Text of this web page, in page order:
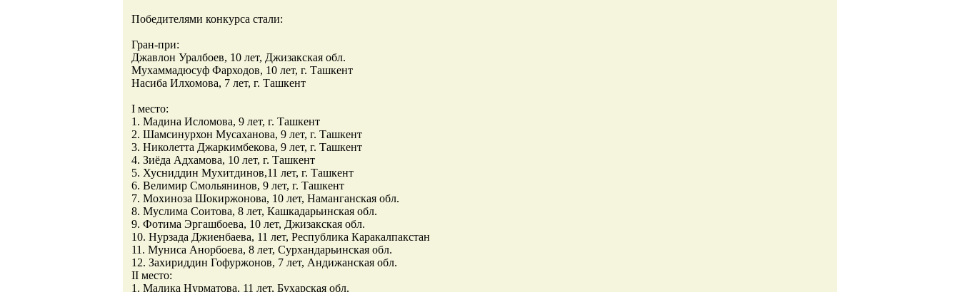
Победителями конкурса стали:
Гран-при:
Джавлон Уралбоев, 10 лет, Джизакская обл.
Мухаммадюсуф Фарходов, 10 лет, г. Ташкент
Насиба Илхомова, 7 лет, г. Ташкент
I место:
1. Мадина Исломова, 9 лет, г. Ташкент
2. Шамсинурхон Мусаханова, 9 лет, г. Ташкент
3. Николетта Джаркимбекова, 9 лет, г. Ташкент
4. Зиёда Адхамова, 10 лет, г. Ташкент
5. Хусниддин Мухитдинов,11 лет, г. Ташкент
6. Велимир Смольянинов, 9 лет, г. Ташкент
7. Мохиноза Шокиржонова, 10 лет, Наманганская обл.
8. Муслима Соитова, 8 лет, Кашкадарьинская обл.
9. Фотима Эргашбоева, 10 лет, Джизакская обл.
10. Нурзада Джиенбаева, 11 лет, Республика Каракалпакстан
11. Муниса Анорбоева, 8 лет, Сурхандарьинская обл.
12. Захириддин Гофуржонов, 7 лет, Андижанская обл.
II место:
1. Малика Нурматова, 11 лет, Бухарская обл.